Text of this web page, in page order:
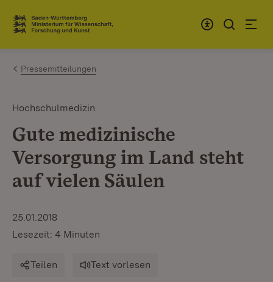
Zum Inhalt springen
Link zur Startseite
Pressemitteilungen
Hochschulmedizin
Gute medizinische
Versorgung im Land steht
auf vielen Säulen
25.01.2018
Lesezeit: 4 Minuten
Teilen Text vorlesen